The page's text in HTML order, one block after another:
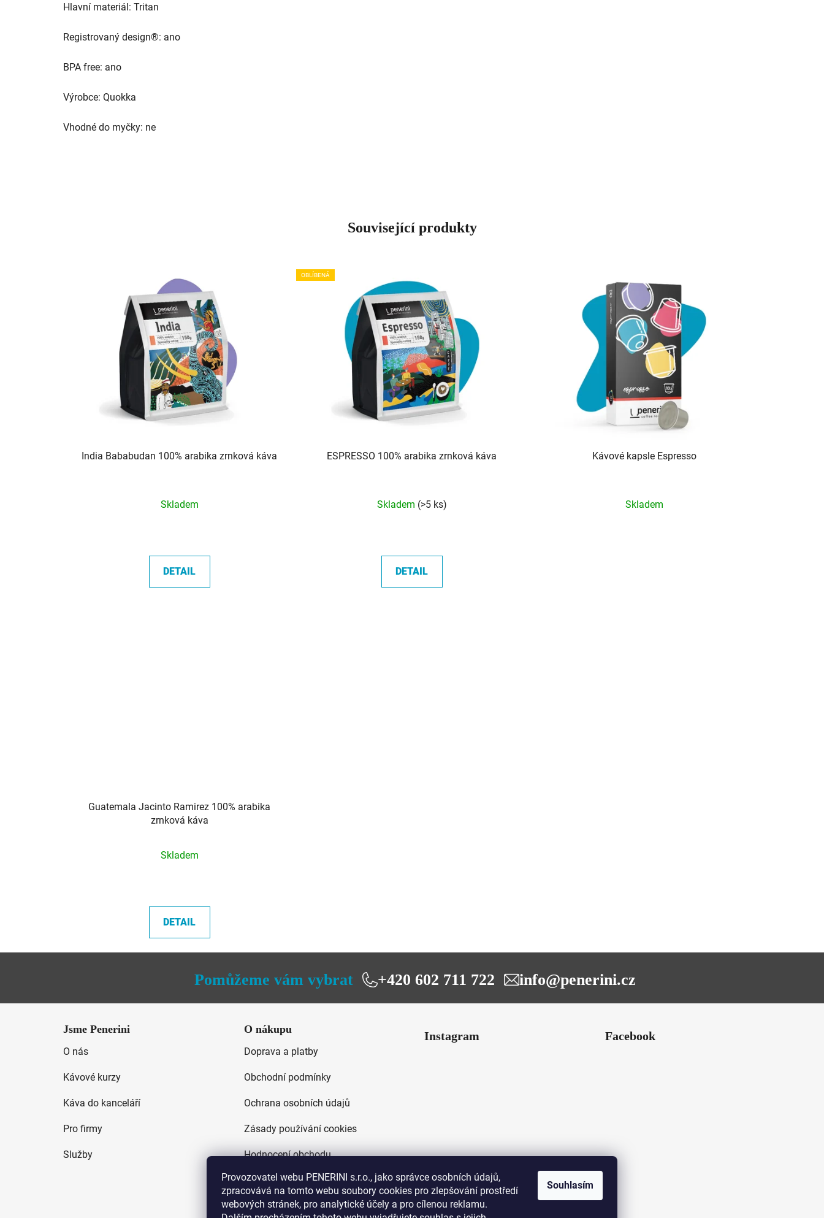
Provozovatel webu PENERINI s.r.o., jako správce osobních údajů,
zpracovává na tomto webu soubory cookies pro zlepšování prostředí
webových stránek, pro analytické účely a pro cílenou reklamu.
Souhlasím
Hlavní materiál: Tritan
Registrovaný design®: ano
BPA free: ano
Výrobce: Quokka
Vhodné do myčky: ne
Související produkty
India Bababudan 100% arabika zrnková káva
hodnocení
z
Skladem
DETAIL
OBLÍBENÁ
ESPRESSO 100% arabika zrnková káva
hodnocení
z
Skladem (>5 ks)
DETAIL
Kávové kapsle Espresso
hodnocení
Skladem
Guatemala Jacinto Ramirez 100% arabika
zrnková káva
hodnocení
5,0
z
Skladem
DETAIL
Pomůžeme vám vybrat +420 602 711 722 info@penerini.cz
Jsme Penerini
O nás
Kávové kurzy
Káva do kanceláří
Pro firmy
Služby
O nákupu
Doprava a platby
Obchodní podmínky
Ochrana osobních údajů
Zásady používání cookies
Hodnocení obchodu
Instagram Facebook